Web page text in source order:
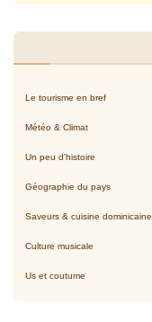
Le tourisme en bref
Météo & Climat
Un peu d'histoire
Géographie du pays
Saveurs & cuisine
Culture musicale
Us et coutume